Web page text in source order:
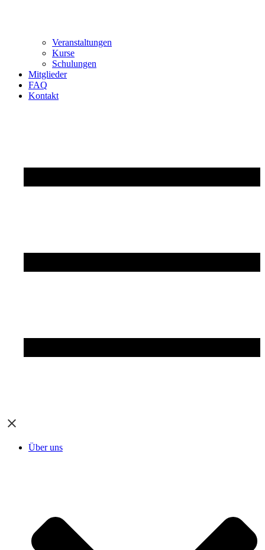
Veranstaltungen
Kurse
Schulungen
Mitglieder
FAQ
Kontakt
Über uns